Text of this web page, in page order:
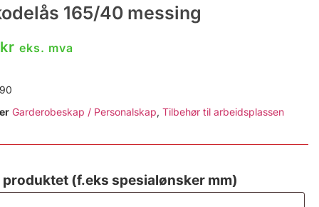
165/40 messing
kr eks. mva
Garderobeskap / Personalskap,Tilbehør til arbeidsplassen
produktet (f.eks spesialønsker mm)